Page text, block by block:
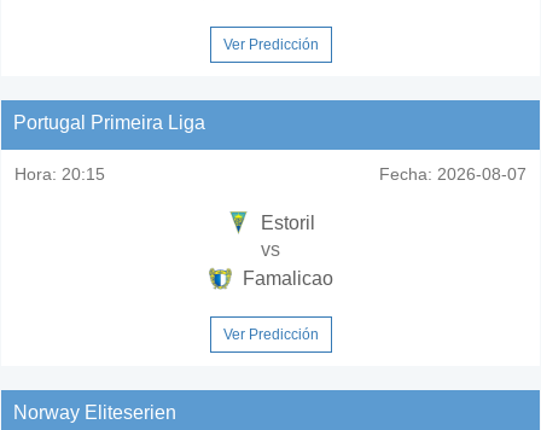
Ver Predicción
Portugal Primeira Liga
Hora: 20:15 Fecha: 2026-08-07
Estoril
vs
Famalicao
Ver Predicción
Norway Eliteserien